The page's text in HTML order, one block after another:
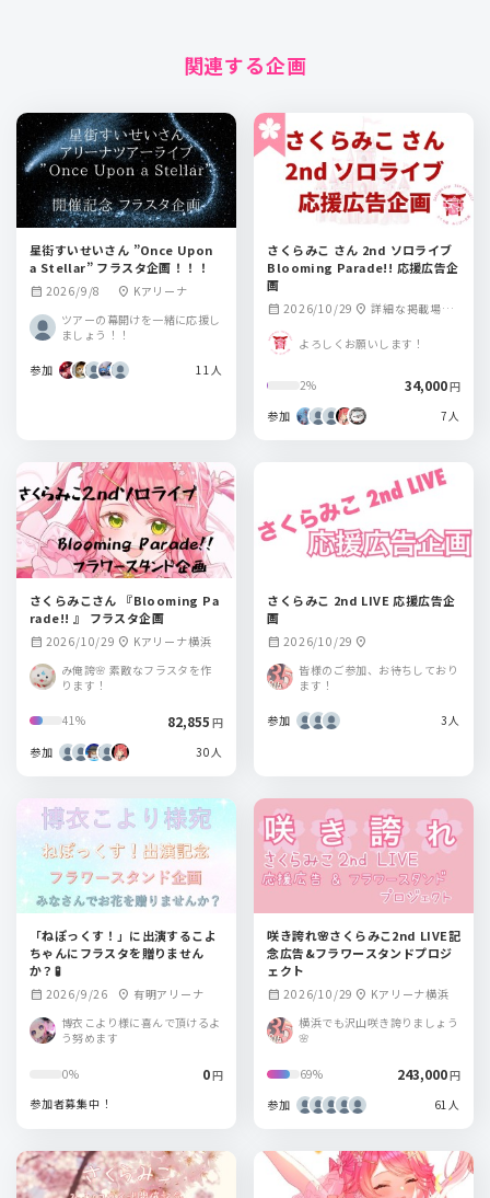
関連する企画
星街すいせいさん ”Once Upon
a Stellar” フラスタ企画！！！
calendar_month 2026/9/8 location_on Kアリーナ
ツアーの幕開けを一緒に応援し
ましょう！！
参加 11人
さくらみこ さん 2nd ソロライブ
Blooming Parade!! 応援広告企
画
calendar_month 2026/10/29 location_on 詳細な掲載場所
ます
よろしくお願いします！
2% 34,000円
参加
7人
さくらみこさん 『Blooming Pa
rade!! 』 フラスタ企画
calendar_month 2026/10/29 location_on Kアリーナ横浜
み俺誇🌸 素敵なフラスタを作
ります！
41% 82,855 円
参加
30人
さくらみこ 2nd LIVE 応援広告企
画
calendar_month 2026/10/29 location_on
皆様のご参加、お待ちしており
ます！
参加 3人
「ねぽっくす！」に出演するこよ
ちゃんにフラスタを贈りません
か？🧪
calendar_month 2026/9/26 location_on 有明アリーナ
博衣こより様に喜んで頂けるよ
う努めます
0% 0円
参加者募集中！
咲き誇れ🌸さくらみこ2nd LIVE記
念広告&フラワースタンドプロジ
ェクト
calendar_month 2026/10/29 location_on Kアリーナ横浜
横浜でも沢山咲き誇りましょう
🌸
69% 243,000円
参加
61人